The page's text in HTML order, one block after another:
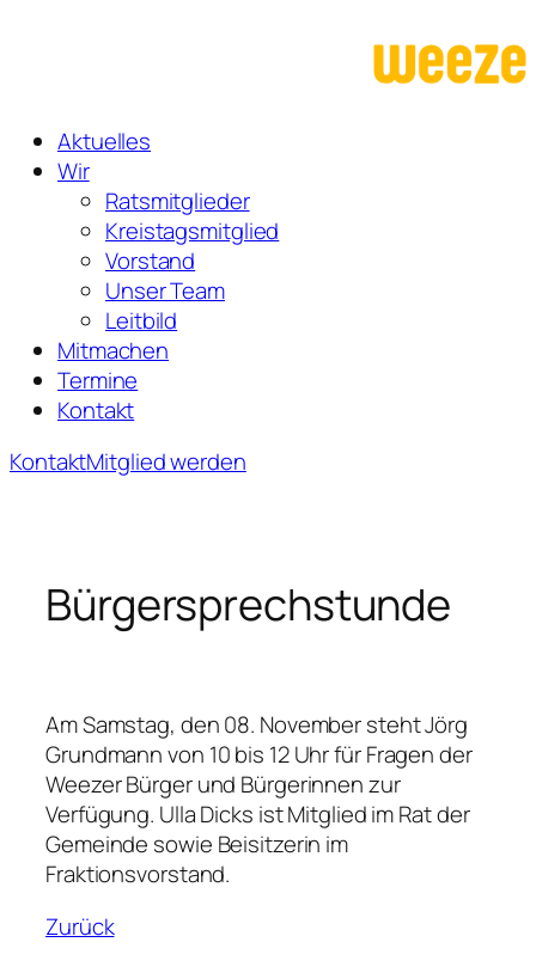
Aktuelles
Wir
Ratsmitglieder
Kreistagsmitglied
Vorstand
Unser Team
Leitbild
Mitmachen
Termine
Kontakt
KontaktMitglied werden
Bürgersprechstunde
Am Samstag, den 08. November steht Jörg
Grundmann von 10 bis 12 Uhr für Fragen der
Weezer Bürger und Bürgerinnen zur
Verfügung. Ulla Dicks ist Mitglied im Rat der
Gemeinde sowie Beisitzerin im
Fraktionsvorstand.
Zurück